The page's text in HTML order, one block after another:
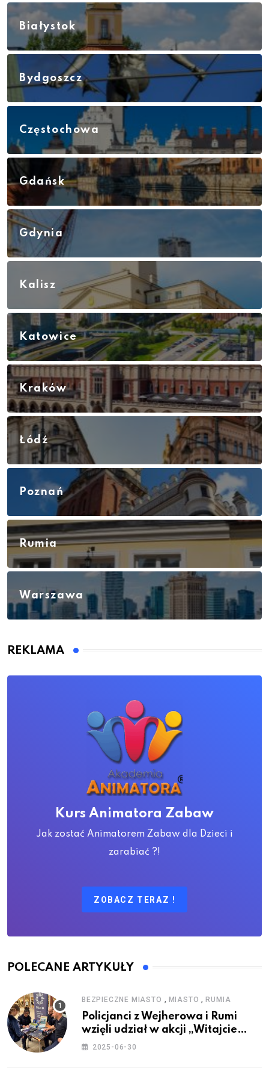
Białystok
Bydgoszcz
Częstochowa
Gdańsk
Gdynia
Kalisz
Katowice
Kraków
Łódź
Poznań
Rumia
Warszawa
REKLAMA
Kurs Animatora Zabaw
Jak zostać Animatorem Zabaw dla Dzieci i
zarabiać ?!
ZOBACZ TERAZ !
POLECANE ARTYKUŁY
BEZPIECZNE MIASTO , MIASTO ,RUMIA
Policjanci z Wejherowa i Rumi
wzięli udział w akcji „Witajcie
Wakacje”
2025-06-30